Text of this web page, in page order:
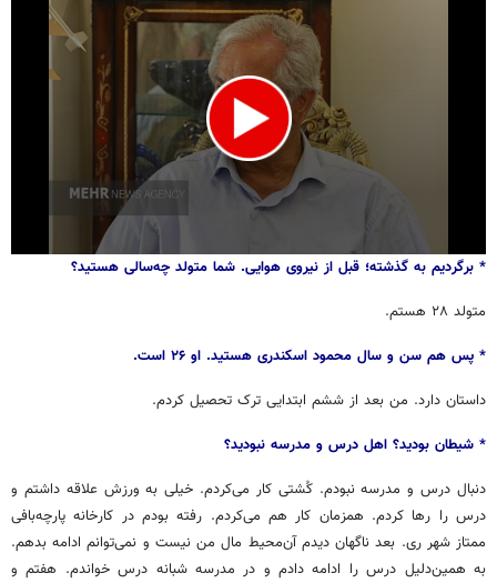
0
seconds* برگردیم به گذشته؛ قبل از نیروی هوایی. شما متولد چه‌سالی هستید؟
متولد ۲۸ هستم.
* پس هم سن و سال محمود اسکندری هستید. او ۲۶ است.
داستان دارد. من بعد از ششم ابتدایی ترک تحصیل کردم.
* شیطان بودید؟ اهل درس و مدرسه نبودید؟
دنبال درس و مدرسه نبودم. کُشتی کار می‌کردم. خیلی به ورزش علاقه داشتم و
درس را رها کردم. همزمان کار هم می‌کردم. رفته بودم در کارخانه پارچه‌بافی
ممتاز شهر ری. بعد ناگهان دیدم آن‌محیط مال من نیست و نمی‌توانم ادامه بدهم.
به همین‌دلیل درس را ادامه دادم و در مدرسه شبانه درس خواندم. هفتم و